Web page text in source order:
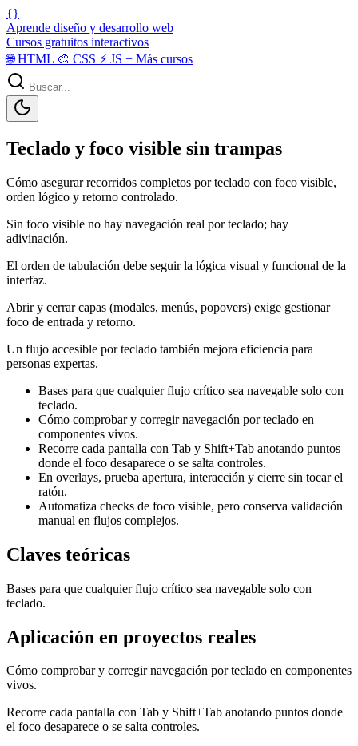
{}
Aprende diseño y desarrollo web
Cursos gratuitos interactivos
🌐HTML 🎨 CSS ⚡ JS + Más cursos
Teclado y foco visible sin trampas
Cómo asegurar recorridos completos por teclado con foco visible,
orden lógico y retorno controlado.
Sin foco visible no hay navegación real por teclado; hay
adivinación.
El orden de tabulación debe seguir la lógica visual y funcional de la
interfaz.
Abrir y cerrar capas (modales, menús, popovers) exige gestionar
foco de entrada y retorno.
Un flujo accesible por teclado también mejora eficiencia para
personas expertas.
Bases para que cualquier flujo crítico sea navegable solo con
teclado.
Cómo comprobar y corregir navegación por teclado en
componentes vivos.
Recorre cada pantalla con Tab y Shift+Tab anotando puntos
donde el foco desaparece o se salta controles.
En overlays, prueba apertura, interacción y cierre sin tocar el
ratón.
Automatiza checks de foco visible, pero conserva validación
manual en flujos complejos.
Claves teóricas
Bases para que cualquier flujo crítico sea navegable solo con
teclado.
Aplicación en proyectos reales
Cómo comprobar y corregir navegación por teclado en componentes
vivos.
Recorre cada pantalla con Tab y Shift+Tab anotando puntos donde
el foco desaparece o se salta controles.